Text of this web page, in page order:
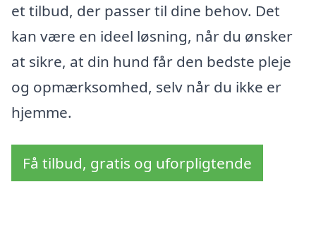
et tilbud, der passer til dine behov. Det
kan være en ideel løsning, når du ønsker
at sikre, at din hund får den bedste pleje
og opmærksomhed, selv når du ikke er
hjemme.
Få tilbud, gratis og uforpligtende